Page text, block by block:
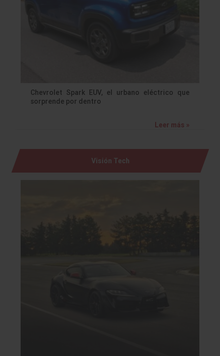
Chevrolet Spark EUV, el urbano eléctrico que
sorprende por dentro
Leer más »
Visión Tech